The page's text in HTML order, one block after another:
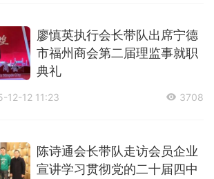
廖慎英执行会长带队出席宁德
市福州商会第二届理监事就职
典礼
12-12 11:23 3708
陈诗通会长带队走访会员企业
宣讲学习贯彻党的二十届四中